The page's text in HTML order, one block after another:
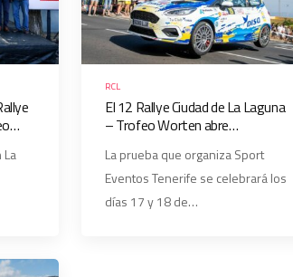
La
RCL
El 12 Rallye Ciudad de La Laguna
– Trofeo Worten abre
recorrido.
La prueba que organiza Sport
Eventos Tenerife se celebrará los
días 17 y 18 de…